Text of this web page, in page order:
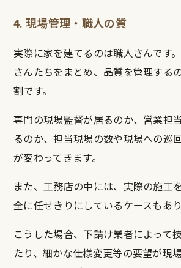
4. 現場管理・職人の質
実際に家を建てるのは職人さんです
さんたちをまとめ、品質を管理する
割です。
専門の現場監督が居るのか、営業担
るのか、担当現場の数や現場への巡
が変わってきます。
また、工務店の中には、実際の施工
全に任せきりにしているケースもあり
こうした場合、下請け業者によって
たり、細かな仕様変更等の要望が現